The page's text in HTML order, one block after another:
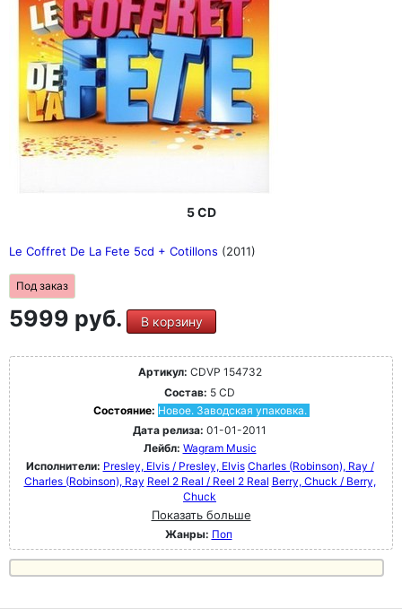
5 CD
Le Coffret De La Fete 5cd + Cotillons (2011)
Под заказ
5999 руб. В корзину
Артикул: CDVP 154732
Состав: 5 CD
Состояние: Новое. Заводская упаковка.
Дата релиза: 01-01-2011
Лейбл: Wagram Music
Исполнители: Presley, Elvis / Presley, Elvis Charles (Robinson), Ray /
Charles (Robinson), Ray Reel 2 Real / Reel 2 Real Berry, Chuck / Berry,
Chuck
Показать больше
Жанры: Поп